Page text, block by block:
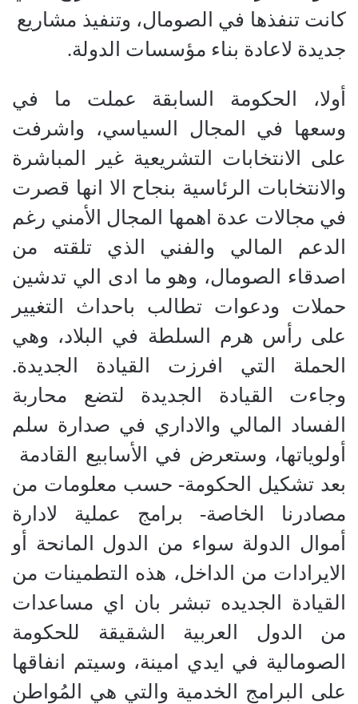
كانت تنفذها في الصومال، وتنفيذ مشاريع
جديدة لاعادة بناء مؤسسات الدولة.
أولا، الحكومة السابقة عملت ما في
وسعها في المجال السياسي، واشرفت
على الانتخابات التشريعية غير المباشرة
والانتخابات الرئاسية بنجاح الا انها قصرت
في مجالات عدة اهمها المجال الأمني رغم
الدعم المالي والفني الذي تلقته من
اصدقاء الصومال، وهو ما ادى الي تدشين
حملات ودعوات تطالب باحداث التغيير
على رأس هرم السلطة في البلاد، وهي
الحملة التي افرزت القيادة الجديدة.
وجاءت القيادة الجديدة لتضع محاربة
الفساد المالي والاداري في صدارة سلم
أولوياتها، وستعرض في الأسابيع القادمة
بعد تشكيل الحكومة- حسب معلومات من
مصادرنا الخاصة- برامج عملية لادارة
أموال الدولة سواء من الدول المانحة أو
الايرادات من الداخل، هذه التطمينات من
القيادة الجديده تبشر بان اي مساعدات
من الدول العربية الشقيقة للحكومة
الصومالية في ايدي امينة، وسيتم انفاقها
على البرامج الخدمية والتي هي المُواطن